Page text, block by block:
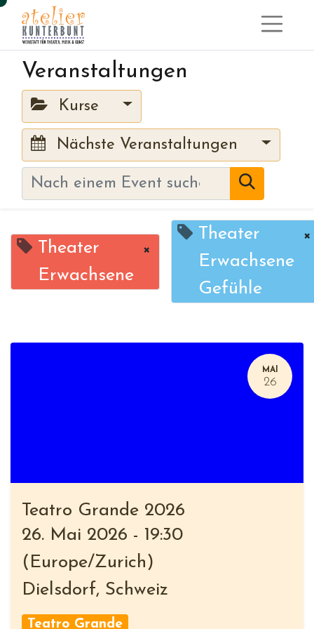
Veranstaltungen
Kurse
Nächste Veranstaltungen
Theater
Erwachsene
×
Theater
Erwachsene
Gefühle
×
MAI
26
Teatro Grande 2026
26. Mai 2026 - 19:30
( Europe/Zurich )
Dielsdorf, Schweiz
Teatro Grande